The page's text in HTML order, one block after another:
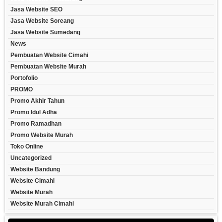
Jasa Website SEO
Jasa Website Soreang
Jasa Website Sumedang
News
Pembuatan Website Cimahi
Pembuatan Website Murah
Portofolio
PROMO
Promo Akhir Tahun
Promo Idul Adha
Promo Ramadhan
Promo Website Murah
Toko Online
Uncategorized
Website Bandung
Website Cimahi
Website Murah
Website Murah Cimahi